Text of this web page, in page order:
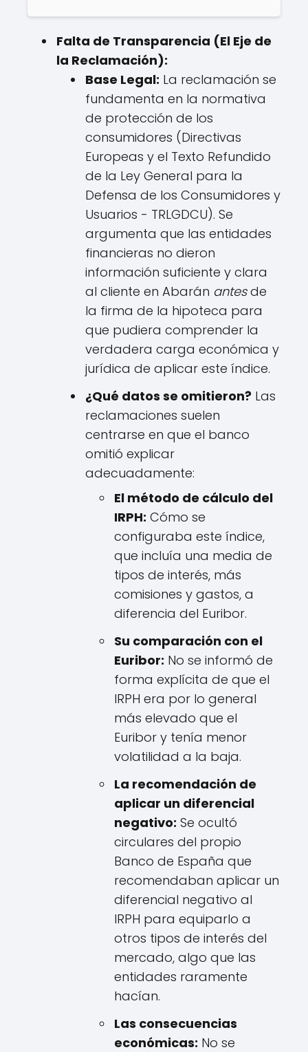
Falta de Transparencia (El Eje de
la Reclamación):
Base Legal: La reclamación se
fundamenta en la normativa
de protección de los
consumidores (Directivas
Europeas y el Texto Refundido
de la Ley General para la
Defensa de los Consumidores y
Usuarios - TRLGDCU). Se
argumenta que las entidades
financieras no dieron
información suficiente y clara
al cliente en Abarán antesde
la firma de la hipoteca para
que pudiera comprender la
verdadera carga económica y
jurídica de aplicar este índice.
¿Qué datos se omitieron? Las
reclamaciones suelen
centrarse en que el banco
omitió explicar
adecuadamente:
El método de cálculo del
IRPH: Cómo se
configuraba este índice,
que incluía una media de
tipos de interés, más
comisiones y gastos, a
diferencia del Euribor.
Su comparación con el
Euribor: No se informó de
forma explícita de que el
IRPH era por lo general
más elevado que el
Euribor y tenía menor
volatilidad a la baja.
La recomendación de
aplicar un diferencial
negativo: Se ocultó
circulares del propio
Banco de España que
recomendaban aplicar un
diferencial negativo al
IRPH para equiparlo a
otros tipos de interés del
mercado, algo que las
entidades raramente
hacían.
Las consecuencias
económicas: No se